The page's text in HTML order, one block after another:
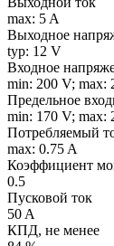
max: 5 A
Выходное
typ: 12 V
Входное
min: 200 V; max:
Предельное
min: 170 V; max:
Потребляемый
max: 0.75 A
Коэффициент
0.5
Пусковой ток
50 A
КПД, не менее